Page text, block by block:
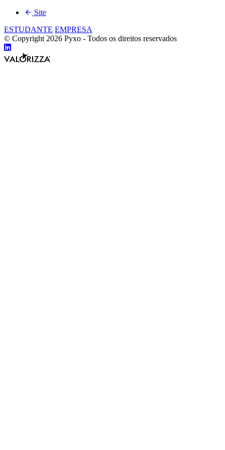
Site
ESTUDANTE EMPRESA
© Copyright 2026 Pyxo - Todos os direitos reservados
Compartilhar
no
Linkedin
Valorizza
Desenvolvimento